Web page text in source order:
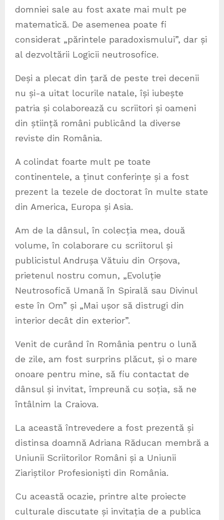
domniei sale au fost axate mai mult pe
matematică. De asemenea poate fi
considerat „părintele paradoxismului”, dar și
al dezvoltării Logicii neutrosofice.
Deși a plecat din țară de peste trei decenii
nu și-a uitat locurile natale, își iubește
patria și colaborează cu scriitori și oameni
din știință români publicând la diverse
reviste din România.
A colindat foarte mult pe toate
continentele, a ținut conferințe și a fost
prezent la tezele de doctorat în multe state
din America, Europa și Asia.
Am de la dânsul, în colecția mea, două
volume, în colaborare cu scriitorul și
publicistul Andrușa Vătuiu din Orșova,
prietenul nostru comun, „Evoluție
Neutrosofică Umană în Spirală sau Divinul
este în Om” și „Mai ușor să distrugi din
interior decât din exterior”.
Venit de curând în România pentru o lună
de zile, am fost surprins plăcut, și o mare
onoare pentru mine, să fiu contactat de
dânsul și invitat, împreună cu soția, să ne
întâlnim la Craiova.
La această întrevedere a fost prezentă și
distinsa doamnă Adriana Răducan membră a
Uniunii Scriitorilor Români și a Uniunii
Ziariștilor Profesioniști din România.
Cu această ocazie, printre alte proiecte
culturale discutate și invitația de a publica